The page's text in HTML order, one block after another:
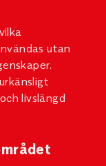
utan
livslängd